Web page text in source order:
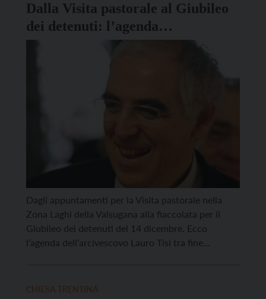
Dalla Visita pastorale al Giubileo
dei detenuti: l’agenda
dell’arcivescovo Tisi
Dagli appuntamenti per la Visita pastorale nella
Zona Laghi della Valsugana alla fiaccolata per il
Giubileo dei detenuti del 14 dicembre. Ecco
l’agenda dell’arcivescovo Lauro Tisi tra fine